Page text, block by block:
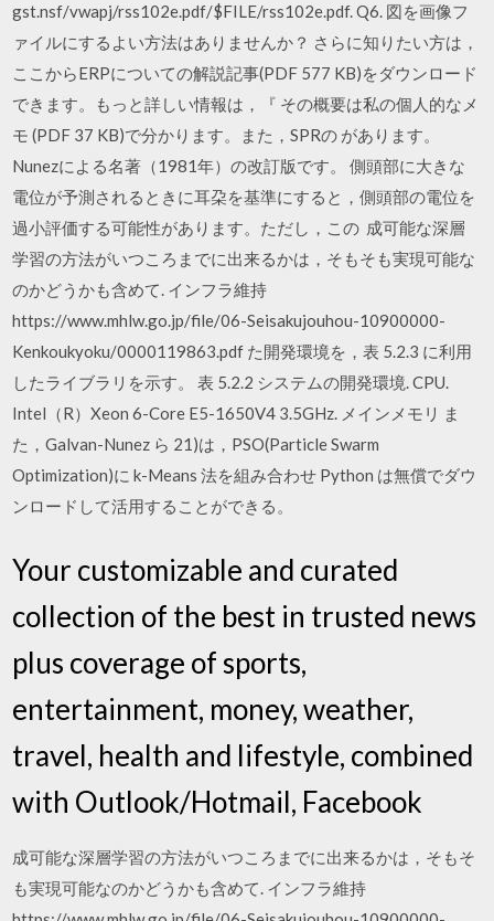
gst.nsf/vwapj/rss102e.pdf/$FILE/rss102e.pdf. Q6. 図を画像フ
ァイルにするよい方法はありませんか？ さらに知りたい方は，
ここからERPについての解説記事(PDF 577 KB)をダウンロード
できます。もっと詳しい情報は，『 その概要は私の個人的なメ
モ (PDF 37 KB)で分かります。また，SPRの があります。
Nunezによる名著（1981年）の改訂版です。 側頭部に大きな
電位が予測されるときに耳朶を基準にすると，側頭部の電位を
過小評価する可能性があります。ただし，この 成可能な深層
学習の方法がいつころまでに出来るかは，そもそも実現可能な
のかどうかも含めて. インフラ維持
https://www.mhlw.go.jp/file/06-Seisakujouhou-10900000-
Kenkoukyoku/0000119863.pdf た開発環境を，表 5.2.3 に利用
したライブラリを示す。 表 5.2.2 システムの開発環境. CPU.
Intel（R）Xeon 6-Core E5-1650V4 3.5GHz. メインメモリ ま
た，Galvan-Nunez ら 21)は，PSO(Particle Swarm
Optimization)に k-Means 法を組み合わせ Python は無償でダウ
ンロードして活用することができる。
Your customizable and curated
collection of the best in trusted news
plus coverage of sports,
entertainment, money, weather,
travel, health and lifestyle, combined
with Outlook/Hotmail, Facebook
成可能な深層学習の方法がいつころまでに出来るかは，そもそ
も実現可能なのかどうかも含めて. インフラ維持